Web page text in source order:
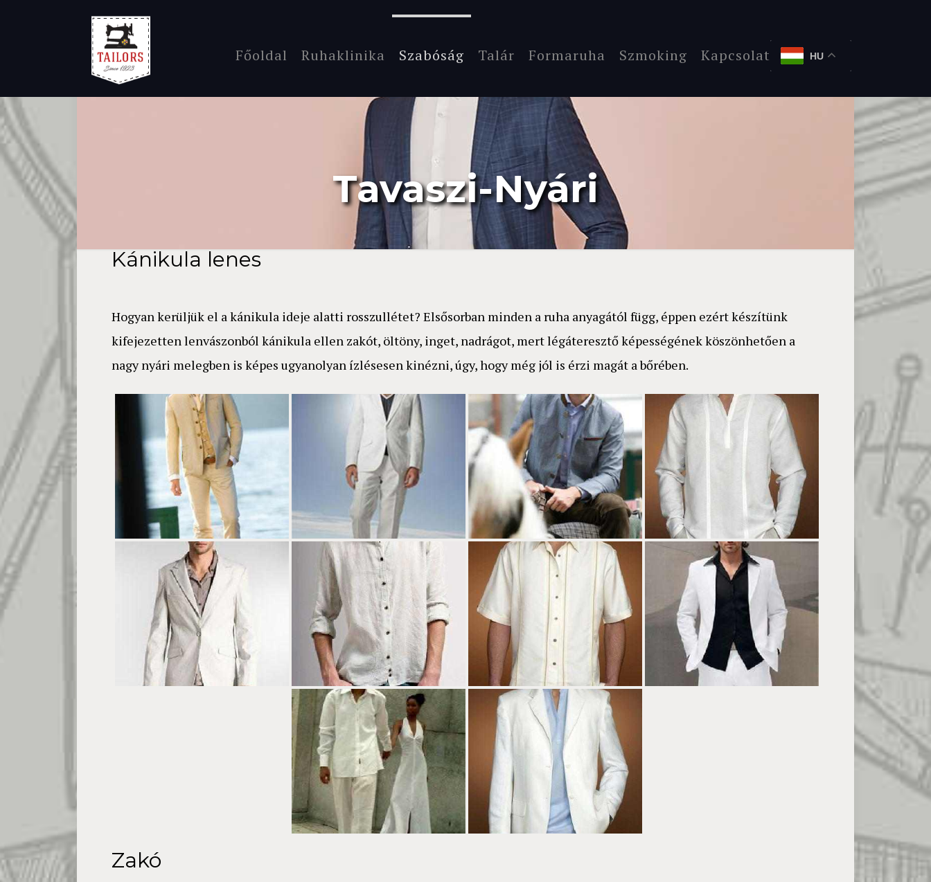
Főoldal Ruhaklinika Szabóság Talár Formaruha Szmoking Kapcsolat HU
Tavaszi-Nyári
Kánikula lenes
Hogyan kerüljük el a kánikula ideje alatti rosszullétet? Elsősorban minden a ruha anyagától függ, éppen ezért készítünk
kifejezetten lenvászonból kánikula ellen zakót, öltöny, inget, nadrágot, mert légáteresztő képességének köszönhetően a
nagy nyári melegben is képes ugyanolyan ízlésesen kinézni, úgy, hogy még jól is érzi magát a bőrében.
Zakó